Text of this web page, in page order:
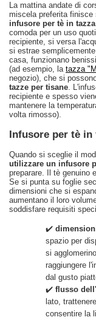
La mattina andate di
miscela preferita
infusore per tè in tazza
comoda per un uso
recipiente, si versa
si estrae
casa, funzionano
(ad esempio, la tazza
negozio), che si
tazze per tisane.
recipiente e spesso
mantenere la
volta rimosso).
Infusore per tè
Quando si sceglie il
utilizzare un infusore
preparare. Il tè genuino
Se si punta su foglie
dimensioni che si
aumentano il loro
soddisfare requisiti
✔️
spazio per
si
raggiungere
dal gusto
✔️ flusso
lato,
consentire la